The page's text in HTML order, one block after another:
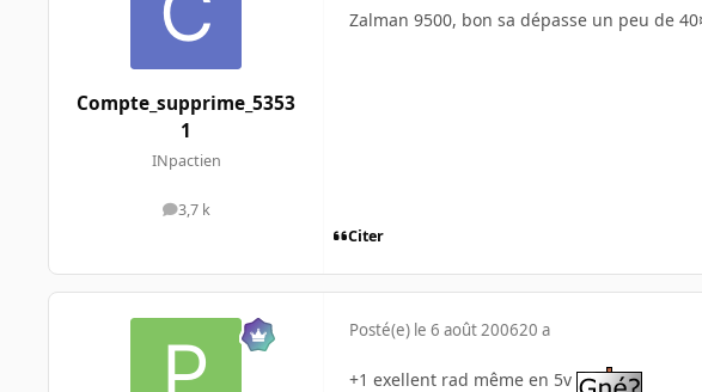
Compte_supprime_5353
1
INpactien
3,7 k
messages
Zalman 9500, bon sa dépasse un peu de
Citer
Posté(e) le 6 août 200620 a
+1 exellent rad même en 5v